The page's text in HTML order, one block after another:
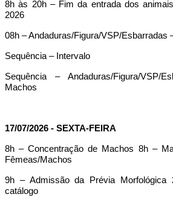
8h às 20h – Fim da entrada dos
2026
08h – Andaduras/Figura/VSP/Esbarradas
Sequência – Intervalo
Sequência – Andaduras/Figura/VSP/
Machos
17/07/2026 - SEXTA-FEIRA
8h – Concentração de Machos 8h –
Fêmeas/Machos
9h – Admissão da Prévia
catálogo